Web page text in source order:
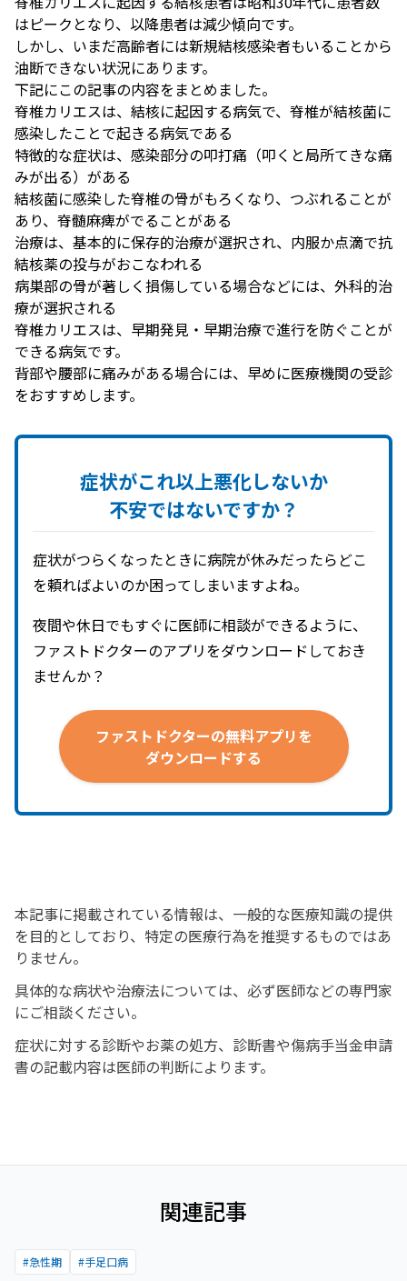
はピークとなり、以降患者は減少傾向です。
しかし、いまだ高齢者には新規結核感染者もいることから
油断できない状況にあります。
下記にこの記事の内容をまとめました。
脊椎カリエスは、結核に起因する病気で、脊椎が結核菌に
感染したことで起きる病気である
特徴的な症状は、感染部分の叩打痛（叩くと局所てきな痛
みが出る）がある
結核菌に感染した脊椎の骨がもろくなり、つぶれることが
あり、脊髄麻痺がでることがある
治療は、基本的に保存的治療が選択され、内服か点滴で抗
結核薬の投与がおこなわれる
病巣部の骨が著しく損傷している場合などには、外科的治
療が選択される
脊椎カリエスは、早期発見・早期治療で進行を防ぐことが
できる病気です。
背部や腰部に痛みがある場合には、早めに医療機関の受診
をおすすめします。
症状がこれ以上悪化しないか
不安ではないですか？
症状がつらくなったときに病院が休みだったらどこ
を頼ればよいのか困ってしまいますよね。
夜間や休日でもすぐに医師に相談ができるように、
ファストドクターのアプリをダウンロードしておき
ませんか？
ファストドクターの無料アプリを
ダウンロードする
本記事に掲載されている情報は、一般的な医療知識の提供
を目的としており、特定の医療行為を推奨するものではあ
りません。
具体的な病状や治療法については、必ず医師などの専門家
にご相談ください。
症状に対する診断やお薬の処方、診断書や傷病手当金申請
書の記載内容は医師の判断によります。
関連記事
#急性期 #手足口病